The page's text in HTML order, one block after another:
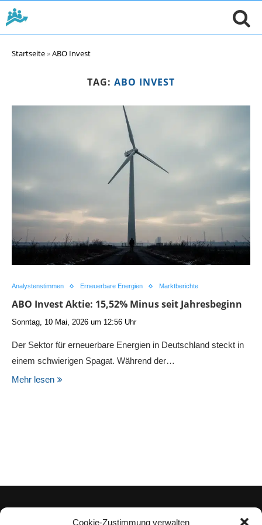
Cookie-Zustimmung verwalten
Startseite»ABO Invest
TAG: ABO INVEST
Analystenstimmen Erneuerbare Energien Marktberichte
ABO Invest Aktie: 15,52% Minus seit Jahresbeginn
Sonntag, 10 Mai, 2026 um 12:56 Uhr
Der Sektor für erneuerbare Energien in Deutschland steckt in
einem schwierigen Spagat. Während der…
Mehr lesen